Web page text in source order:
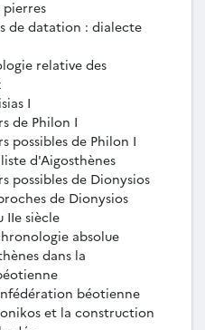
pierres
de datation : dialecte
relative des
I
de Philon I
possibles de Philon I
d'Aigosthènes
possibles de Dionysios
de Dionysios
IIe siècle
absolue
dans la
béotienne
et la construction